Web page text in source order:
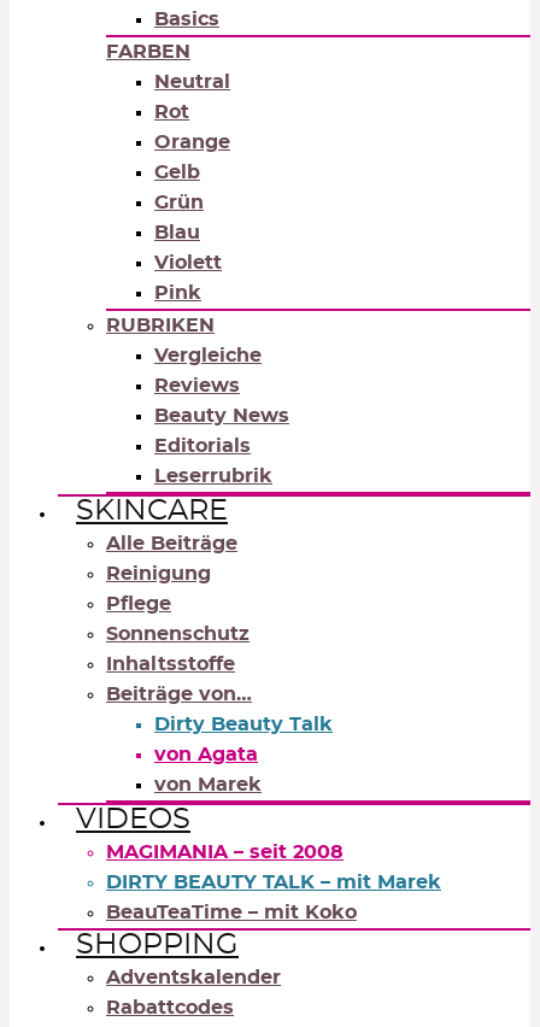
Basics
FARBEN
Neutral
Rot
Orange
Gelb
Grün
Blau
Violett
Pink
RUBRIKEN
Vergleiche
Reviews
Beauty News
Editorials
Leserrubrik
SKINCARE
Alle Beiträge
Reinigung
Pflege
Sonnenschutz
Inhaltsstoffe
Beiträge von…
Dirty Beauty Talk
von Agata
von Marek
VIDEOS
MAGIMANIA – seit 2008
DIRTY BEAUTY TALK – mit Marek
BeauTeaTime – mit Koko
SHOPPING
Adventskalender
Rabattcodes